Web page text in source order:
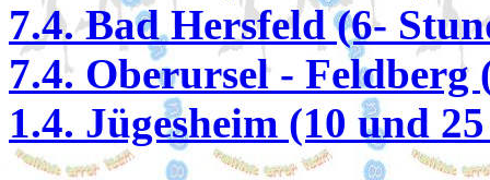
7.4. Bad Hersfeld (6-
7.4. Oberursel - Feldberg
1.4. Jügesheim (10 und